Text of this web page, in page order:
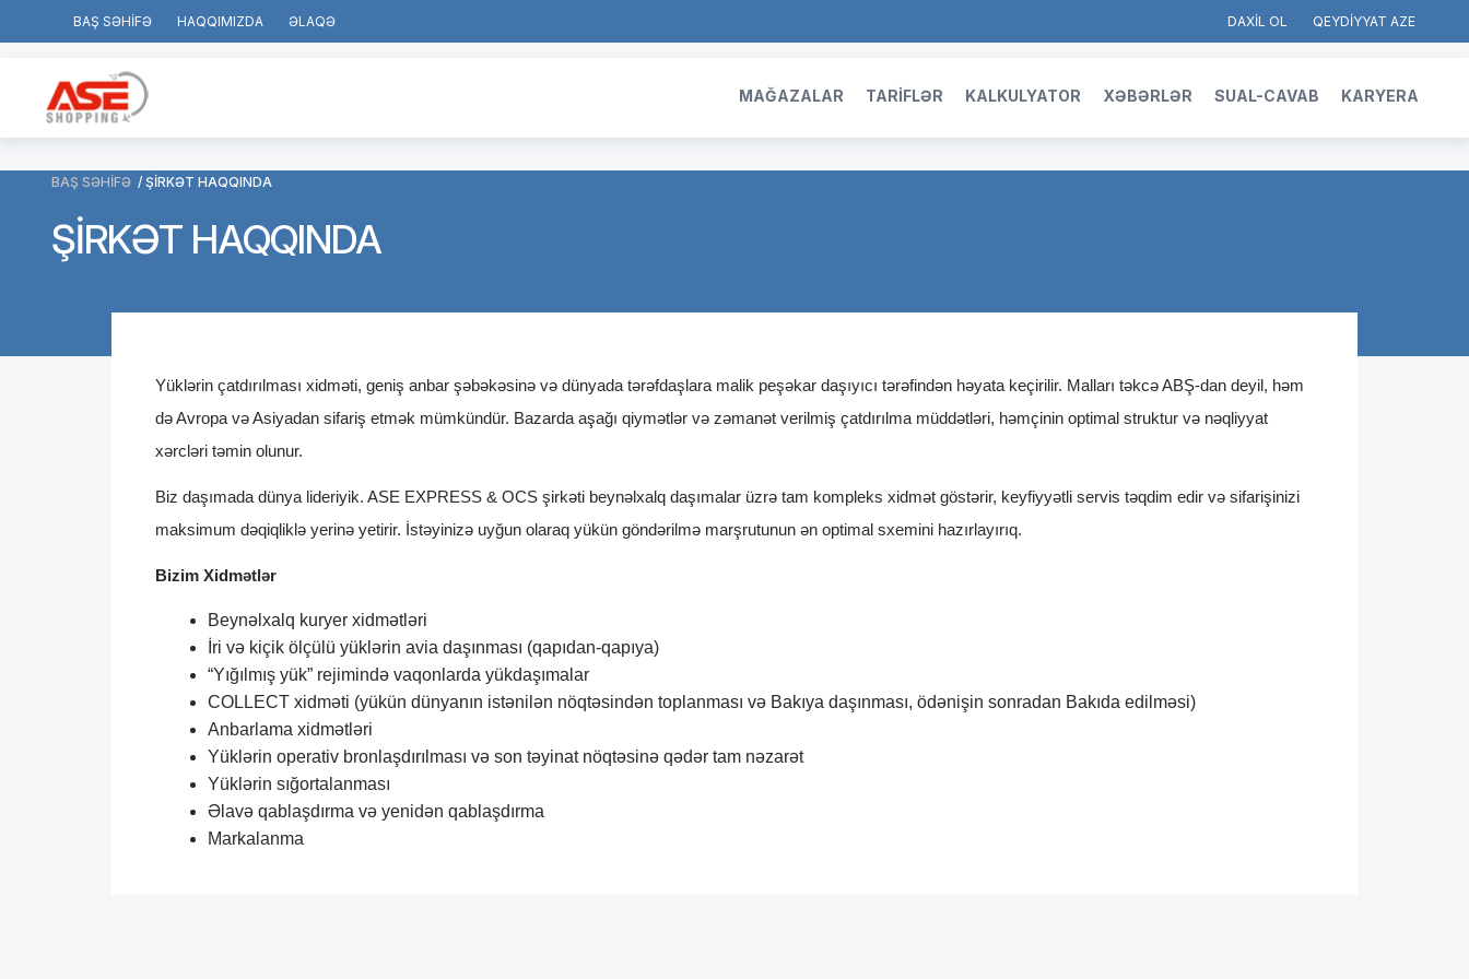
BAŞ SƏHİFƏ HAQQIMIZDA ƏLAQƏ DAXİL OL QEYDİYYAT
MAĞAZALAR TARİFLƏR KALKULYATOR XƏBƏRLƏR SUAL-CAVAB KARYERA
BAŞ SƏHİFƏ ŞİRKƏT HAQQINDA
ŞİRKƏT HAQQINDA
Yüklərin çatdırılması xidməti, geniş anbar şəbəkəsinə və dünyada tərəfdaşlara malik peşəkar daşıyıcı tərəfindən həyata keçirilir. Malları təkcə ABŞ-dan deyil, həm
də Avropa və Asiyadan sifariş etmək mümkündür. Bazarda aşağı qiymətlər və zəmanət verilmiş çatdırılma müddətləri, həmçinin optimal struktur və nəqliyyat
xərcləri təmin olunur.
Biz daşımada dünya lideriyik. ASE EXPRESS & OCS şirkəti beynəlxalq daşımalar üzrə tam kompleks xidmət göstərir, keyfiyyətli servis təqdim edir və sifarişinizi
maksimum dəqiqliklə yerinə yetirir. İstəyinizə uyğun olaraq yükün göndərilmə marşrutunun ən optimal sxemini hazırlayırıq.
Bizim Xidmətlər
Beynəlxalq kuryer xidmətləri
İri və kiçik ölçülü yüklərin avia daşınması (qapıdan-qapıya)
“Yığılmış yük” rejimində vaqonlarda yükdaşımalar
COLLECT xidməti (yükün dünyanın istənilən nöqtəsindən toplanması və Bakıya daşınması, ödənişin sonradan Bakıda edilməsi)
Anbarlama xidmətləri
Yüklərin operativ bronlaşdırılması və son təyinat nöqtəsinə qədər tam nəzarət
Yüklərin sığortalanması
Əlavə qablaşdırma və yenidən qablaşdırma
Markalanma